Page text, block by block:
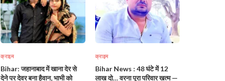
क्राइम
Bihar: जहानाबाद में खाना देर से
देने पर देवर बना हैवान, भाभी को
क्राइम
Bihar News : 48 घंटे में 12
लाख दो… वरना पूरा परिवार खत्म —